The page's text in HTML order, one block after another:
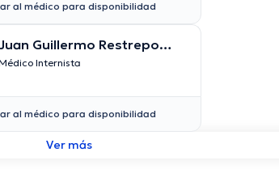
al médico para disponibilidad
Guillermo Restrepo
Internista
al médico para disponibilidad
Ver más